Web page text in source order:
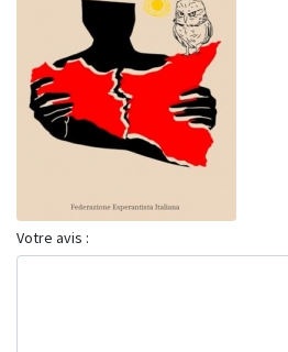
Votre avis :